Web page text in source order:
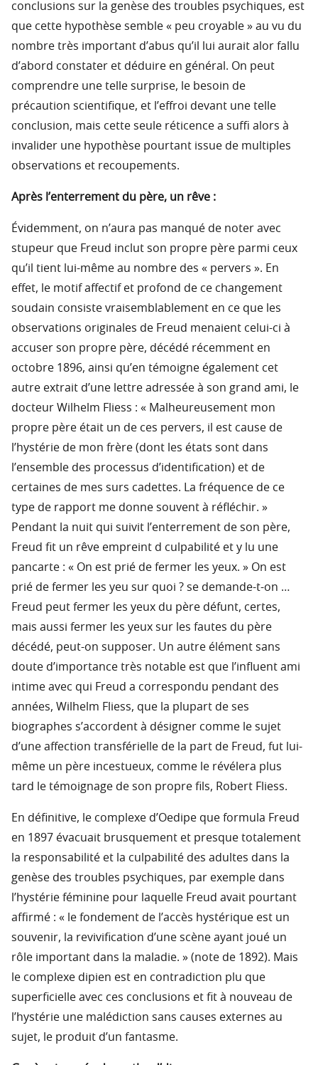
conclusions sur la genèse des troubles psychiques, est
que cette hypothèse semble « peu croyable » au vu du
nombre très important d’abus qu’il lui aurait alor fallu
d’abord constater et déduire en général. On peut
comprendre une telle surprise, le besoin de
précaution scientifique, et l’effroi devant une telle
conclusion, mais cette seule réticence a suffi alors à
invalider une hypothèse pourtant issue de multiples
observations et recoupements.
Après l’enterrement du père, un rêve :
Évidemment, on n’aura pas manqué de noter avec
stupeur que Freud inclut son propre père parmi ceux
qu’il tient lui-même au nombre des « pervers ». En
effet, le motif affectif et profond de ce changement
soudain consiste vraisemblablement en ce que les
observations originales de Freud menaient celui-ci à
accuser son propre père, décédé récemment en
octobre 1896, ainsi qu’en témoigne également cet
autre extrait d’une lettre adressée à son grand ami, le
docteur Wilhelm Fliess : « Malheureusement mon
propre père était un de ces pervers, il est cause de
l’hystérie de mon frère (dont les états sont dans
l’ensemble des processus d’identification) et de
certaines de mes surs cadettes. La fréquence de ce
type de rapport me donne souvent à réfléchir. »
Pendant la nuit qui suivit l’enterrement de son père,
Freud fit un rêve empreint d culpabilité et y lu une
pancarte : « On est prié de fermer les yeux. » On est
prié de fermer les yeu sur quoi ? se demande-t-on …
Freud peut fermer les yeux du père défunt, certes,
mais aussi fermer les yeux sur les fautes du père
décédé, peut-on supposer. Un autre élément sans
doute d’importance très notable est que l’influent ami
intime avec qui Freud a correspondu pendant des
années, Wilhelm Fliess, que la plupart de ses
biographes s’accordent à désigner comme le sujet
d’une affection transférielle de la part de Freud, fut lui-
même un père incestueux, comme le révélera plus
tard le témoignage de son propre fils, Robert Fliess.
En définitive, le complexe d’Oedipe que formula Freud
en 1897 évacuait brusquement et presque totalement
la responsabilité et la culpabilité des adultes dans la
genèse des troubles psychiques, par exemple dans
l’hystérie féminine pour laquelle Freud avait pourtant
affirmé : « le fondement de l’accès hystérique est un
souvenir, la revivification d’une scène ayant joué un
rôle important dans la maladie. » (note de 1892). Mais
le complexe dipien est en contradiction plu que
superficielle avec ces conclusions et fit à nouveau de
l’hystérie une malédiction sans causes externes au
sujet, le produit d’un fantasme.